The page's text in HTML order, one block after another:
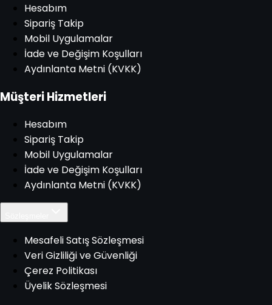
Hesabım
Sipariş Takip
Mobil Uygulamalar
İade ve Değişim Koşulları
Aydınlanta Metni (KVKK)
Müşteri Hizmetleri
Hesabım
Sipariş Takip
Mobil Uygulamalar
İade ve Değişim Koşulları
Aydınlanta Metni (KVKK)
Mesafeli Satış Sözleşmesi
Veri Gizliliği ve Güvenliği
Çerez Politikası
Üyelik Sözleşmesi